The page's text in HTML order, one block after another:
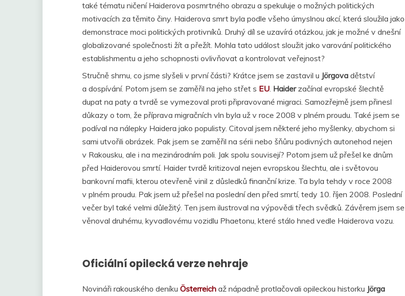
také tématu ničení Haiderova posmrtného obrazu a spekuluje o možných politických
motivacích za těmito činy. Haiderova smrt byla podle všeho úmyslnou akcí, která sloužila jako
demonstrace moci politických protivníků. Druhý díl se uzavírá otázkou, jak je možné v dnešní
globalizované společnosti žít a přežít. Mohla tato událost sloužit jako varování politického
establishmentu a jeho schopnosti ovlivňovat a kontrolovat veřejnost?
Stručně shrnu, co jsme slyšeli v první části? Krátce jsem se zastavil u Jörgova dětství
a dospívání. Potom jsem se zaměřil na jeho střet s EU. Haiderzačínal evropské šlechtě
dupat na paty a tvrdě se vymezoval proti připravované migraci. Samozřejmě jsem přinesl
důkazy o tom, že příprava migračních vln byla už v roce 2008 v plném proudu. Také jsem se
podíval na nálepky Haidera jako populisty. Citoval jsem některé jeho myšlenky, abychom si
sami utvořili obrázek. Pak jsem se zaměřil na sérii nebo šňůru podivných autonehod nejen
v Rakousku, ale i na mezinárodním poli. Jak spolu souvisejí? Potom jsem už přešel ke dnům
před Haiderovou smrtí. Haider tvrdě kritizoval nejen evropskou šlechtu, ale i světovou
bankovní mafii, kterou otevřeně vinil z důsledků finanční krize. Ta byla tehdy v roce 2008
v plném proudu. Pak jsem už přešel na poslední den před smrtí, tedy 10. říjen 2008. Poslední
večer byl také velmi důležitý. Ten jsem ilustroval na výpovědi třech svědků. Závěrem jsem se
věnoval druhému, kyvadlovému vozidlu Phaetonu, které stálo hned vedle Haiderova vozu.
Oficiální opilecká verze nehraje
Novináři rakouského deníku Österreich až nápadně protlačovali opileckou historku Jörga